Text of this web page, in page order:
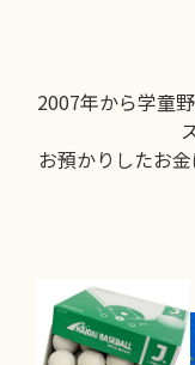
2007年から学童
お預かりしたお